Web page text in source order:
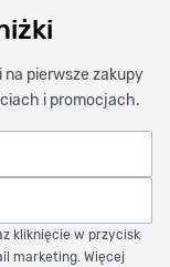
na pierwsze zakupy
i promocjach.
kliknięcie w przycisk
marketing. Więcej